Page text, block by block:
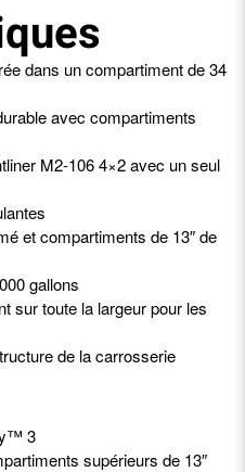
dans un compartiment de 34
avec compartiments
M2-106 4×2 avec un seul
et compartiments de 13″ de
gallons
sur toute la largeur pour les
de la carrosserie
3
supérieurs de 13″